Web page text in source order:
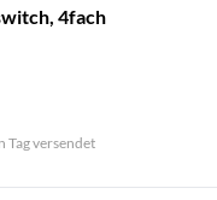
4fach
Tag versendet